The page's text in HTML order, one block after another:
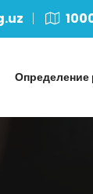
Определение